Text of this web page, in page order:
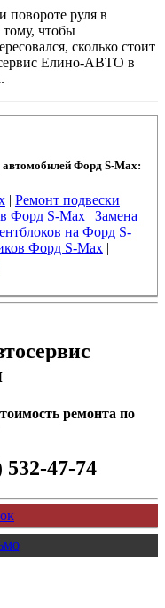
повороте руля в
чтобы
сколько стоит
Елино-АВТО в
автомобилей Форд S-Max:
| Ремонт подвески
Форд S-Max| Замена
на Форд S-
Форд S-Max|
ремонта по
532-47-74